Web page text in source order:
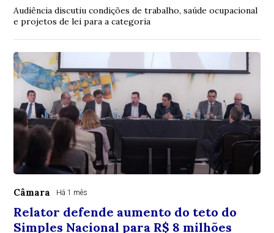
Audiência discutiu condições de trabalho, saúde ocupacional
e projetos de lei para a categoria
Câmara Há 1 mês
Relator defende aumento do teto do
Simples Nacional para R$ 8 milhões